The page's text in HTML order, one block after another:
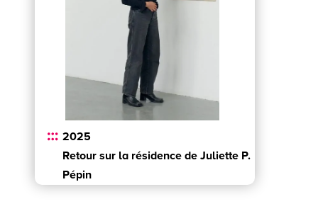
2025
Retour sur la résidence de Juliette P.
Pépin